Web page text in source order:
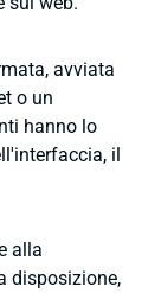
avviata
o un
hanno lo
il
alla
disposizione,